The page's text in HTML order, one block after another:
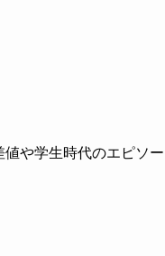
や学生時代のエピソ